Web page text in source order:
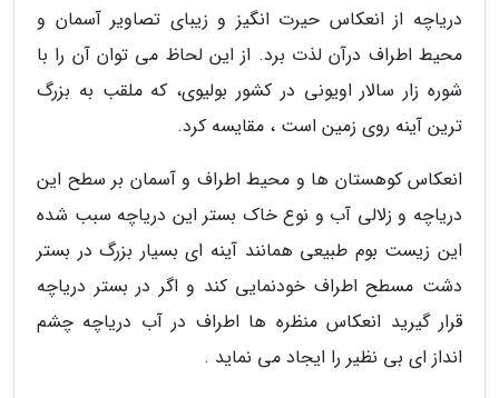
دریاچه از انعکاس حیرت انگیز و زیبای تصاویر آسمان و
محیط اطراف درآن لذت برد. از این لحاظ می توان آن را با
شوره زار سالار اویونی در کشور بولیوی، که ملقب به بزرگ
ترین آینه روی زمین است ، مقایسه کرد.
انعکاس کوهستان ها و محیط اطراف و آسمان بر سطح این
دریاچه و زلالی آب و نوع خاک بستر این دریاچه سبب شده
این زیست بوم طبیعی همانند آینه ای بسیار بزرگ در بستر
دشت مسطح اطراف خودنمایی کند و اگر در بستر دریاچه
قرار گیرید انعکاس منظره ها اطراف در آب دریاچه چشم
انداز ای بی نظیر را ایجاد می نماید .